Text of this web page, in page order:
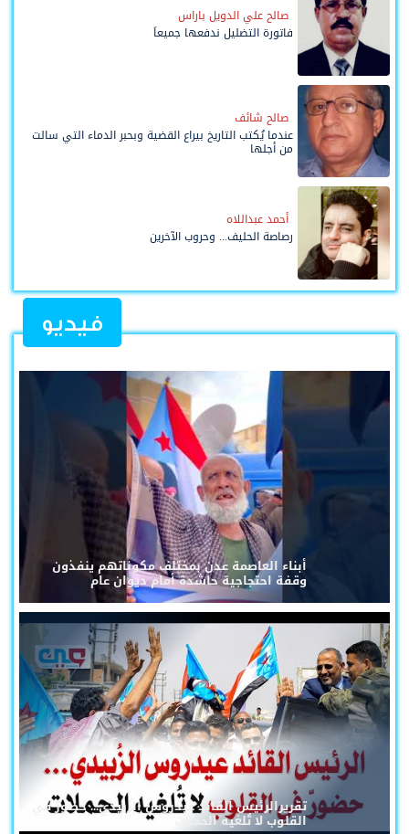
صالح علي الدويل باراس
فاتورة التضليل ندفعها جميعاً
صالح شائف
عندما يُكتب التاريخ بيراع القضية وبحبر الدماء التي سالت
من أجلها
أحمد عبداللاه
رصاصة الحليف... وحروب الآخرين
فيديو
أبناء العاصمة عدن بمختلف مكوناتهم ينفذون
وقفة احتجاجية حاشدة أمام ديوان عام
تقريرالرئيس القائد عيدروس الزُبيدي... حضورٌ في
القلوب لا تُلغيه الحملات